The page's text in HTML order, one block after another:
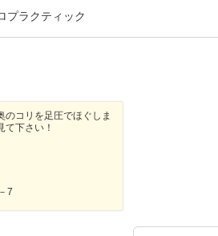
プラクティック
のコリを足圧でほぐしま
下さい！
7